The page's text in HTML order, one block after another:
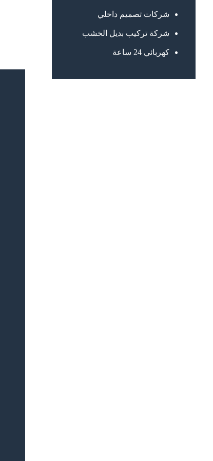
شركات تصميم داخلي
شركة تركيب بديل الخشب
كهربائي 24 ساعة